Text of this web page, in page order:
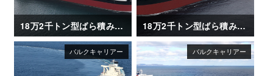
18万2千トン型ばら積み運搬船「AGIS」 18万2千トン型ばら積み運搬船「WORLD SEAFARER」